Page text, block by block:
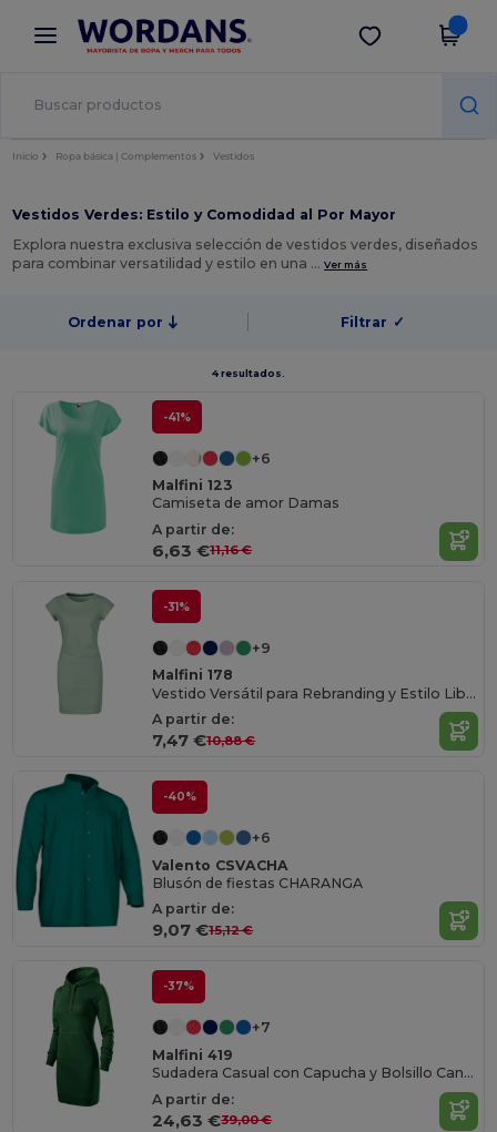
× App de Wordans
¡Mejores precios en app!
Descargar app
Inicio Ropa básica | Complementos Vestidos
Vestidos Verdes: Estilo y Comodidad al Por Mayor
Explora nuestra exclusiva selección de vestidos verdes, diseñados
para combinar versatilidad y estilo en una …Ver más
Ordenar por Filtrar ✓
4 resultados.
-41%
+6
Malfini 123
Camiseta de amor Damas
A partir de:
6,63 €11,16 €
-31%
+9
Malfini 178
Vestido Versátil para Rebranding y Estilo Libre
A partir de:
7,47 €10,88 €
-40%
+6
Valento CSVACHA
Blusón de fiestas CHARANGA
A partir de:
9,07 €15,12 €
-37%
+7
Malfini 419
Sudadera Casual con Capucha y Bolsillo Canguro
A partir de:
24,63 €39,00 €